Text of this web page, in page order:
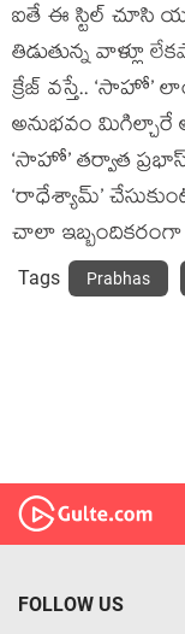
ఐతే ఈ స్టిల్ చూసి
తిడుతున్న వాళ్లూ
క్రేజ్ వస్తే..
అనుభవం మిగిల్చారే
‘సాహో’ తర్వాత
‘రాధేశ్యామ్’
చాలా
Tags Prabhas
FOLLOW US